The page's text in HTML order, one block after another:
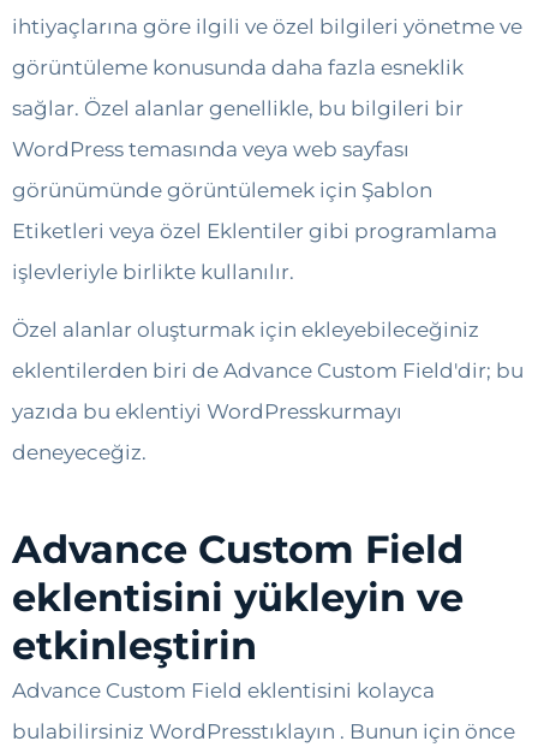
ihtiyaçlarına göre ilgili ve özel bilgileri yönetme ve
görüntüleme konusunda daha fazla esneklik
sağlar. Özel alanlar genellikle, bu bilgileri bir
WordPress temasında veya web sayfası
görünümünde görüntülemek için Şablon
Etiketleri veya özel Eklentiler gibi programlama
işlevleriyle birlikte kullanılır.
Özel alanlar oluşturmak için ekleyebileceğiniz
eklentilerden biri de Advance Custom Field'dir; bu
yazıda bu eklentiyi WordPresskurmayı
deneyeceğiz.
Advance Custom Field
eklentisini yükleyin ve
etkinleştirin
Advance Custom Field eklentisini kolayca
bulabilirsiniz WordPresstıklayın . Bunun için önce